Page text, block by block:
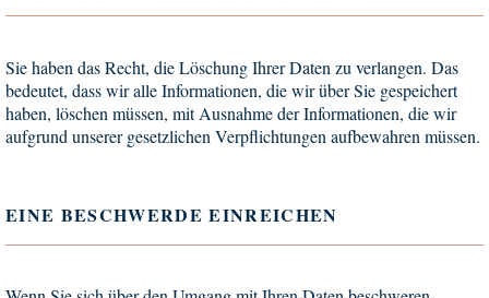
Sie haben das Recht, die Löschung Ihrer Daten zu verlangen. Das
bedeutet, dass wir alle Informationen, die wir über Sie gespeichert
haben, löschen müssen, mit Ausnahme der Informationen, die wir
aufgrund unserer gesetzlichen Verpflichtungen aufbewahren müssen.
EINE BESCHWERDE EINREICHEN